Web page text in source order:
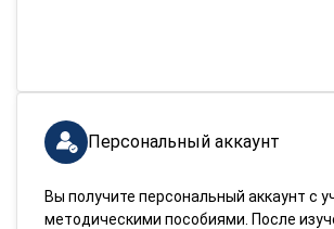
Персональный аккаунт
Вы получите персональный аккаунт с
методическими пособиями. После